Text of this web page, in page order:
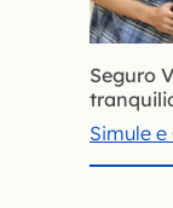
Seguro
Simule